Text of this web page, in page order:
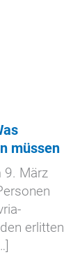
müssen
9. März
erlitten